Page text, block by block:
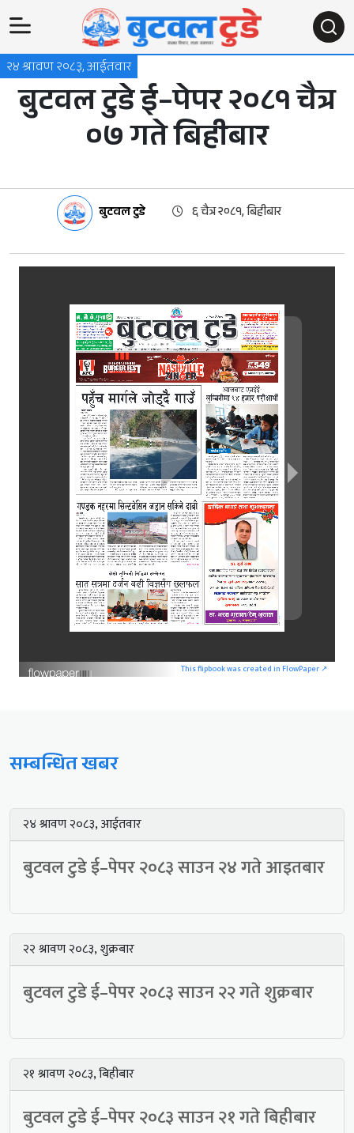
२४ श्रावण २०८३, आईतवार
बुटवल टुडे ई–पेपर २०८१ चैत्र
०७ गते बिहीबार
बुटवल टुडे ६ चैत्र २०८१, बिहीबार
This flipbook was created in FlowPaper ↗
सम्बन्धित खबर
२४ श्रावण २०८३, आईतवार
बुटवल टुडे ई–पेपर २०८३ साउन २४ गते आइतबार
२२ श्रावण २०८३, शुक्रबार
बुटवल टुडे ई–पेपर २०८३ साउन २२ गते शुक्रबार
२१ श्रावण २०८३, बिहीबार
बुटवल टुडे ई–पेपर २०८३ साउन २१ गते बिहीबार